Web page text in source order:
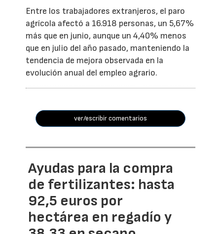
Entre los trabajadores extranjeros, el paro
agrícola afectó a 16.918 personas, un 5,67%
más que en junio, aunque un 4,40% menos
que en julio del año pasado, manteniendo la
tendencia de mejora observada en la
evolución anual del empleo agrario.
ver/escribir comentarios
Ayudas para la compra
de fertilizantes: hasta
92,5 euros por
hectárea en regadío y